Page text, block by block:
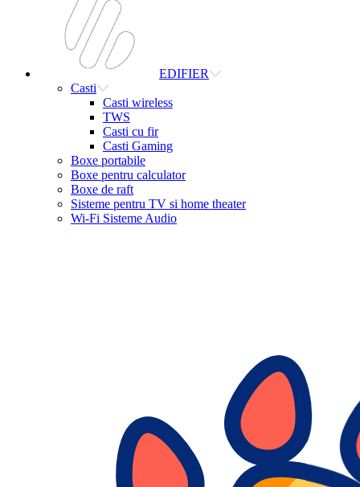
EDIFIER
Casti
Casti wireless
TWS
Casti cu fir
Casti Gaming
Boxe portabile
Boxe pentru calculator
Boxe de raft
Sisteme pentru TV si home theater
Wi-Fi Sisteme Audio